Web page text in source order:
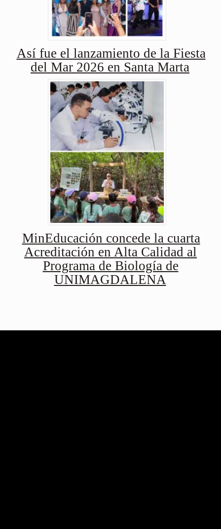
Así fue el lanzamiento de la Fiesta
del Mar 2026 en Santa Marta
MinEducación concede la cuarta
Acreditación en Alta Calidad al
Programa de Biología de
UNIMAGDALENA